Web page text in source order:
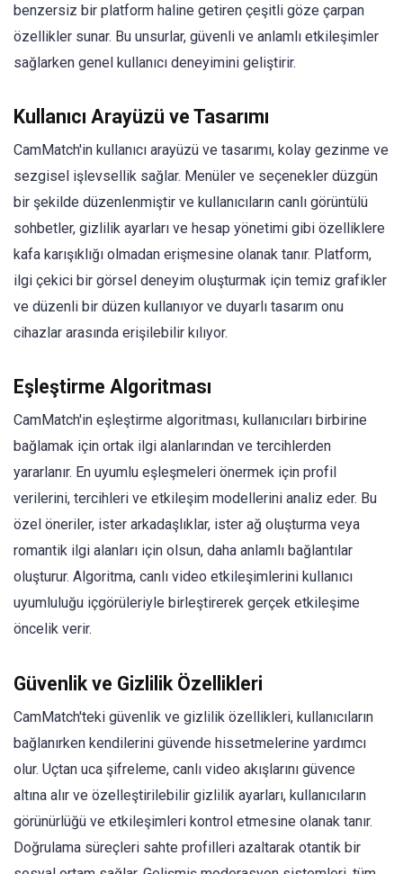
benzersiz bir platform haline getiren çeşitli göze çarpan
özellikler sunar. Bu unsurlar, güvenli ve anlamlı etkileşimler
sağlarken genel kullanıcı deneyimini geliştirir.
Kullanıcı Arayüzü ve Tasarımı
CamMatch'in kullanıcı arayüzü ve tasarımı, kolay gezinme ve
sezgisel işlevsellik sağlar. Menüler ve seçenekler düzgün
bir şekilde düzenlenmiştir ve kullanıcıların canlı görüntülü
sohbetler, gizlilik ayarları ve hesap yönetimi gibi özelliklere
kafa karışıklığı olmadan erişmesine olanak tanır. Platform,
ilgi çekici bir görsel deneyim oluşturmak için temiz grafikler
ve düzenli bir düzen kullanıyor ve duyarlı tasarım onu
cihazlar arasında erişilebilir kılıyor.
Eşleştirme Algoritması
CamMatch'in eşleştirme algoritması, kullanıcıları birbirine
bağlamak için ortak ilgi alanlarından ve tercihlerden
yararlanır. En uyumlu eşleşmeleri önermek için profil
verilerini, tercihleri ve etkileşim modellerini analiz eder. Bu
özel öneriler, ister arkadaşlıklar, ister ağ oluşturma veya
romantik ilgi alanları için olsun, daha anlamlı bağlantılar
oluşturur. Algoritma, canlı video etkileşimlerini kullanıcı
uyumluluğu içgörüleriyle birleştirerek gerçek etkileşime
öncelik verir.
Güvenlik ve Gizlilik Özellikleri
CamMatch'teki güvenlik ve gizlilik özellikleri, kullanıcıların
bağlanırken kendilerini güvende hissetmelerine yardımcı
olur. Uçtan uca şifreleme, canlı video akışlarını güvence
altına alır ve özelleştirilebilir gizlilik ayarları, kullanıcıların
görünürlüğü ve etkileşimleri kontrol etmesine olanak tanır.
Doğrulama süreçleri sahte profilleri azaltarak otantik bir